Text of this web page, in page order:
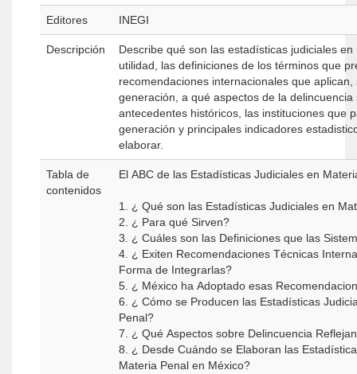
Editores INEGI
Descripción
Describe qué son las estadísticas judiciales
utilidad, las definiciones de los términos que
recomendaciones internacionales que aplican,
generación, a qué aspectos de la delincuencia
antecedentes históricos, las instituciones que
generación y principales indicadores
elaborar.
Tabla de
contenidos
El ABC de las Estadísticas Judiciales en
1. ¿ Qué son las Estadísticas Judiciales en
2. ¿ Para qué Sirven?
3. ¿ Cuáles son las Definiciones que las
4. ¿ Exiten Recomendaciones Técnicas
Forma de Integrarlas?
5. ¿ México ha Adoptado esas
6. ¿ Cómo se Producen las Estadísticas
Penal?
7. ¿ Qué Aspectos sobre Delincuencia
8. ¿ Desde Cuándo se Elaboran las
Materia Penal en México?